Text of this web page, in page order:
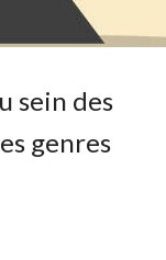
sein des
genres